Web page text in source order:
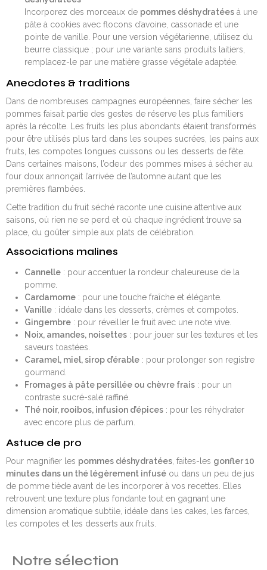
Incorporez des morceaux de pommes déshydratéesà une
pâte à cookies avec flocons d’avoine, cassonade et une
pointe de vanille. Pour une version végétarienne, utilisez du
beurre classique ; pour une variante sans produits laitiers,
remplacez-le par une matière grasse végétale adaptée.
Anecdotes & traditions
Dans de nombreuses campagnes européennes, faire sécher les
pommes faisait partie des gestes de réserve les plus familiers
après la récolte. Les fruits les plus abondants étaient transformés
pour être utilisés plus tard dans les soupes sucrées, les pains aux
fruits, les compotes longues cuissons ou les desserts de fête.
Dans certaines maisons, l’odeur des pommes mises à sécher au
four doux annonçait l’arrivée de l’automne autant que les
premières flambées.
Cette tradition du fruit séché raconte une cuisine attentive aux
saisons, où rien ne se perd et où chaque ingrédient trouve sa
place, du goûter simple aux plats de célébration.
Associations malines
Cannelle: pour accentuer la rondeur chaleureuse de la
pomme.
Cardamome: pour une touche fraîche et élégante.
Vanille: idéale dans les desserts, crèmes et compotes.
Gingembre: pour réveiller le fruit avec une note vive.
Noix, amandes, noisettes: pour jouer sur les textures et les
saveurs toastées.
Caramel, miel, sirop d’érable: pour prolonger son registre
gourmand.
Fromages à pâte persillée ou chèvre frais: pour un
contraste sucré-salé raffiné.
Thé noir, rooibos, infusion d’épices: pour les réhydrater
avec encore plus de parfum.
Astuce de pro
Pour magnifier les pommes déshydratées , faites-les gonfler 10
minutes dans un thé légèrement infusé ou dans un peu de jus
de pomme tiède avant de les incorporer à vos recettes. Elles
retrouvent une texture plus fondante tout en gagnant une
dimension aromatique subtile, idéale dans les cakes, les farces,
les compotes et les desserts aux fruits.
Notre sélection